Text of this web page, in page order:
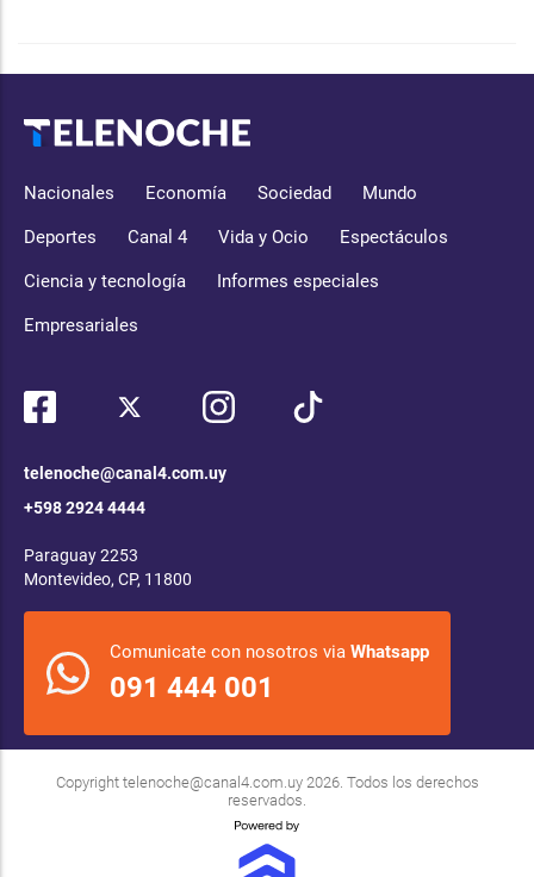
Nacionales Economía Sociedad Mundo
Deportes Canal 4 Vida y Ocio Espectáculos
Ciencia y tecnología Informes especiales
Empresariales
telenoche@canal4.com.uy
+598 2924 4444
Paraguay 2253
Montevideo, CP, 11800
Comunicate con nosotros via Whatsapp
091 444 001
Copyright telenoche@canal4.com.uy2026. Todos los derechos
reservados.